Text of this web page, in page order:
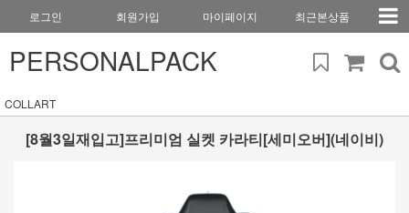
로그인 회원가입 마이페이지 최근본상품
PERSONALPACK
COLLART
[8월3일재입고]프리미엄 실켓 카라티[세미오버](네이비)